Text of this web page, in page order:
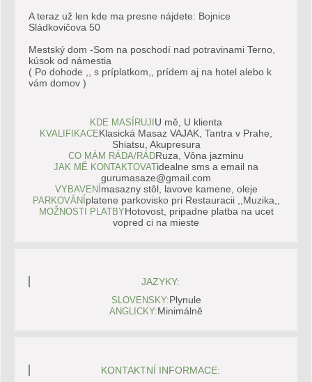
A teraz už len kde ma presne nájdete: Bojnice
Sládkovičova 50
Mestský dom -Som na poschodí nad potravinami Terno,
kúsok od námestia
( Po dohode ,, s príplatkom,, prídem aj na hotel alebo k
vám domov )
KDE MASÍRUJI U mě, U klienta
KVALIFIKACEKlasická Masaz VAJAK, Tantra v Prahe,
Shiatsu, Akupresura
CO MÁM RÁDA/RÁDRuza, Vôna jazminu
JAK MĚ KONTAKTOVATidealne sms a email na
gurumasaze@gmail.com
VYBAVENÍ masazny stôl, lavove kamene, oleje
PARKOVÁNÍ platene parkovisko pri Restauracii ,,Muzika,,
MOŽNOSTI PLATBYHotovost, pripadne platba na ucet
vopred ci na mieste
JAZYKY:
SLOVENSKY:Plynule
ANGLICKY:Minimálně
KONTAKTNÍ INFORMACE: